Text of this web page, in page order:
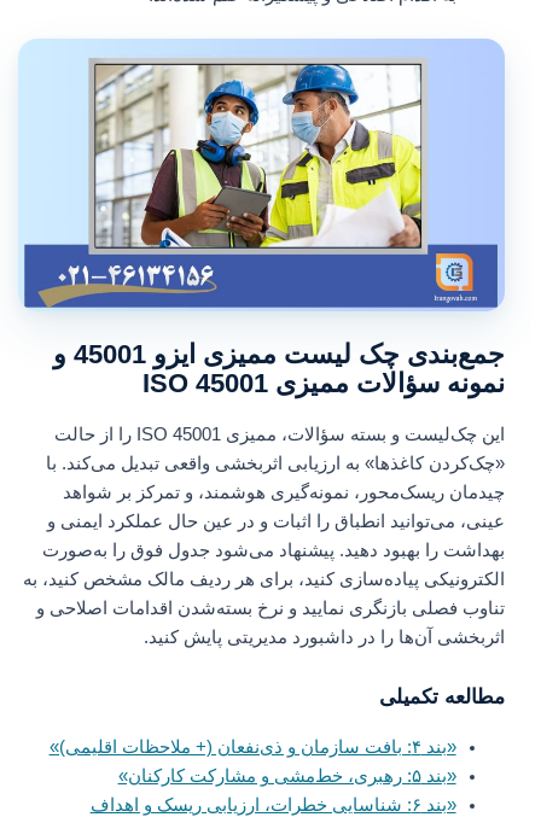
جمع‌بندی چک لیست ممیزی ایزو 45001 و
نمونه سؤالات ممیزی ISO 45001
این چک‌لیست و بسته سؤالات، ممیزی ISO 45001 را از حالت
«چک‌کردن کاغذها» به ارزیابی اثربخشی واقعی تبدیل می‌کند. با
چیدمان ریسک‌محور، نمونه‌گیری هوشمند، و تمرکز بر شواهد
عینی، می‌توانید انطباق را اثبات و در عین حال عملکرد ایمنی و
بهداشت را بهبود دهید. پیشنهاد می‌شود جدول فوق را به‌صورت
الکترونیکی پیاده‌سازی کنید، برای هر ردیف مالک مشخص کنید، به
تناوب فصلی بازنگری نمایید و نرخ بسته‌شدن اقدامات اصلاحی و
اثربخشی آن‌ها را در داشبورد مدیریتی پایش کنید.
مطالعه تکمیلی
«بند ۴: بافت سازمان و ذی‌نفعان (+ ملاحظات اقلیمی)»
«بند ۵: رهبری، خط‌مشی و مشارکت کارکنان»
«بند ۶: شناسایی خطرات، ارزیابی ریسک و اهداف